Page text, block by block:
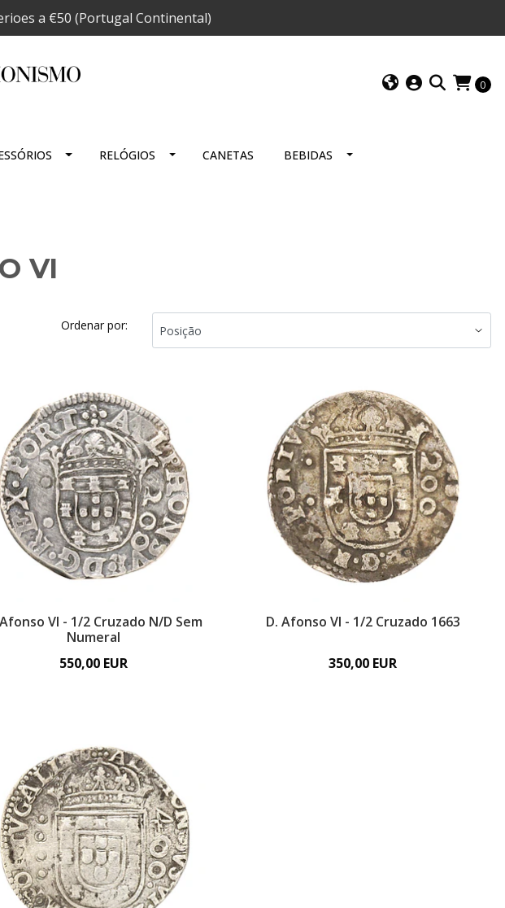
a €50 (Portugal Continental)
0
RELÓGIOS CANETAS BEBIDAS
VI
Ordenar por:
VI - 1/2 Cruzado N/D Sem
Numeral
550,00 EUR
D. Afonso VI - 1/2 Cruzado 1663
350,00 EUR